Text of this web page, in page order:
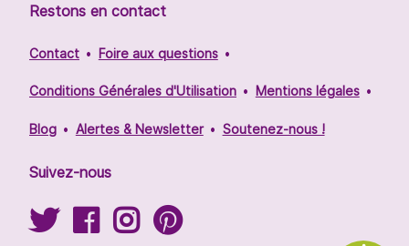
Restons en contact
Contact Foire aux questions
Conditions Générales d'Utilisation Mentions légales
Blog Alertes & Newsletter Soutenez-nous !
Suivez-nous